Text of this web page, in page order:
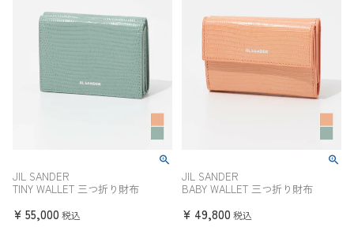
JIL SANDER
TINY WALLET 三つ折り財布
¥ 55,000 税込
JIL SANDER
BABY WALLET 三つ折り財布
¥ 49,800 税込